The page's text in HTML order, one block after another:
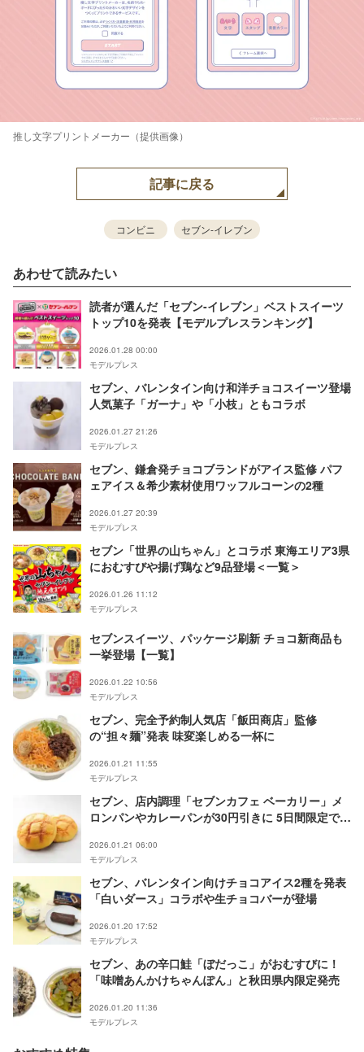
推し文字プリントメーカー（提供画像）
記事に戻る
コンビニ セブン-イレブン
あわせて読みたい
読者が選んだ「セブン‐イレブン」ベストスイーツ
トップ10を発表【モデルプレスランキング】
2026.01.28 00:00
モデルプレス
セブン、バレンタイン向け和洋チョコスイーツ登場
人気菓子「ガーナ」や「小枝」ともコラボ
2026.01.27 21:26
モデルプレス
セブン、鎌倉発チョコブランドがアイス監修 パフ
ェアイス＆希少素材使用ワッフルコーンの2種
2026.01.27 20:39
モデルプレス
セブン「世界の山ちゃん」とコラボ 東海エリア3県
におむすびや揚げ鶏など9品登場＜一覧＞
2026.01.26 11:12
モデルプレス
セブンスイーツ、パッケージ刷新 チョコ新商品も
一挙登場【一覧】
2026.01.22 10:56
モデルプレス
セブン、完全予約制人気店「飯田商店」監修
の“担々麺”発表 味変楽しめる一杯に
2026.01.21 11:55
モデルプレス
セブン、店内調理「セブンカフェ ベーカリー」メ
ロンパンやカレーパンが30円引きに 5日間限定で全
2026.01.21 06:00
モデルプレス
セブン、バレンタイン向けチョコアイス2種を発表
「白いダース」コラボや生チョコバーが登場
2026.01.20 17:52
モデルプレス
セブン、あの辛口鮭「ぼだっこ」がおむすびに！
「味噌あんかけちゃんぽん」と秋田県内限定発売
2026.01.20 11:36
モデルプレス